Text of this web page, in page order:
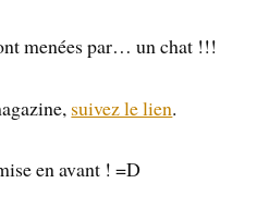
menées par… un chat !!!
suivez le lien.
en avant ! =D